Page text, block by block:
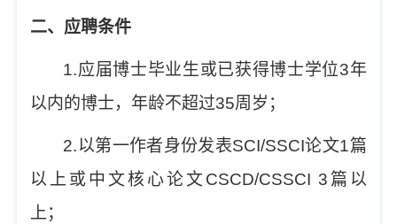
二、应聘条件
1.应届博士毕业生或已获得博士学位3年
以内的博士，年龄不超过35周岁；
2.以第一作者身份发表SCI/SSCI论文1篇
以上或中文核心论文 CSCD/CSSCI 3篇以
上；